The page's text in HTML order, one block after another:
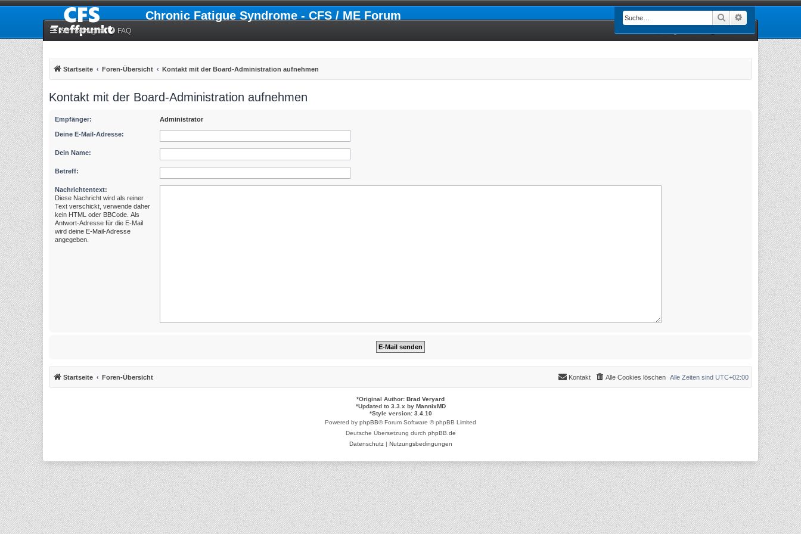
Chronic Fatigue Syndrome - CFS / ME Forum Suche
Schnellzugriff FAQ
Startseite Foren-Übersicht Kontakt mit der Board-Administration aufnehmen
Kontakt mit der Board-Administration aufnehmen
Empfänger: Administrator
Deine E-Mail-Adresse:
Dein Name:
Betreff:
Nachrichtentext:
Diese Nachricht wird als reiner
Text verschickt, verwende daher
kein HTML oder BBCode. Als
Antwort-Adresse für die E-Mail
wird deine E-Mail-Adresse
angegeben.
Startseite Foren-Übersicht Alle Zeiten sind UTC+02:00
Alle Cookies löschen
Kontakt
*Original Author: Brad Veryard
*Updated to 3.3.x by MannixMD
*Style version: 3.4.10
Powered by phpBB® Forum Software © phpBB Limited
Deutsche Übersetzung durch phpBB.de
Datenschutz| Nutzungsbedingungen